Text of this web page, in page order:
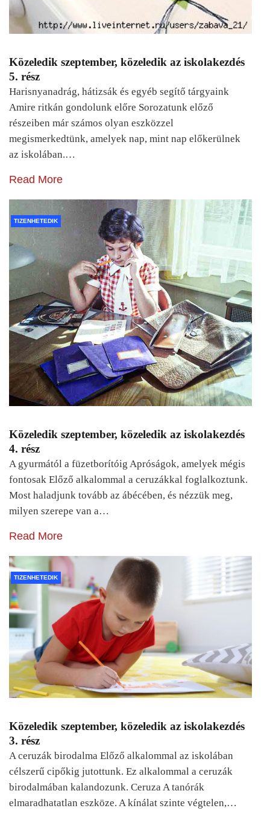
Közeledik szeptember, közeledik az iskolakezdés
5. rész
Harisnyanadrág, hátizsák és egyéb segítő tárgyaink
Amire ritkán gondolunk előre Sorozatunk előző
részeiben már számos olyan eszközzel
megismerkedtünk, amelyek nap, mint nap előkerülnek
az iskolában.…
Read More
TIZENHETEDIK
Közeledik szeptember, közeledik az iskolakezdés
4. rész
A gyurmától a füzetborítóig Apróságok, amelyek mégis
fontosak Előző alkalommal a ceruzákkal foglalkoztunk.
Most haladjunk tovább az ábécében, és nézzük meg,
milyen szerepe van a…
Read More
TIZENHETEDIK
Közeledik szeptember, közeledik az iskolakezdés
3. rész
A ceruzák birodalma Előző alkalommal az iskolában
célszerű cipőkig jutottunk. Ez alkalommal a ceruzák
birodalmában kalandozunk. Ceruza A tanórák
elmaradhatatlan eszköze. A kínálat szinte végtelen,…